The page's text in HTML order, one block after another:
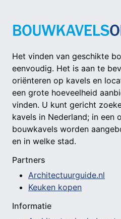
Het vinden van geschikte
eenvoudig. Het is aan te
oriënteren op kavels en
een grote hoeveelheid
vinden. U kunt gericht
kavels in Nederland; in een
bouwkavels worden
en in welke stad.
Partners
Architectuurguide.nl
Keuken kopen
Informatie